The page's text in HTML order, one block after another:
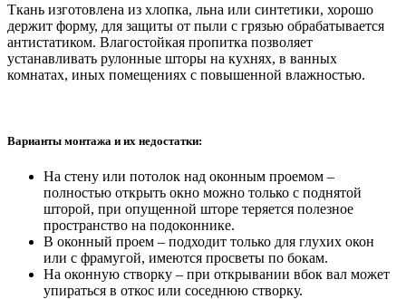
Ткань изготовлена из хлопка, льна или синтетики, хорошо
держит форму, для защиты от пыли с грязью обрабатывается
антистатиком. Влагостойкая пропитка позволяет
устанавливать рулонные шторы на кухнях, в ванных
комнатах, иных помещениях с повышенной влажностью.
Варианты монтажа и их недостатки:
На стену или потолок над оконным проемом –
полностью открыть окно можно только с поднятой
шторой, при опущенной шторе теряется полезное
пространство на подоконнике.
В оконный проем – подходит только для глухих окон
или с фрамугой, имеются просветы по бокам.
На оконную створку – при открывании вбок вал может
упираться в откос или соседнюю створку.